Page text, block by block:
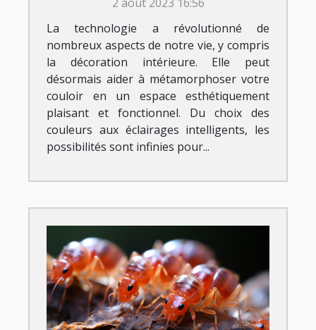
2 août 2023 16:56
La technologie a révolutionné de
nombreux aspects de notre vie, y compris
la décoration intérieure. Elle peut
désormais aider à métamorphoser votre
couloir en un espace esthétiquement
plaisant et fonctionnel. Du choix des
couleurs aux éclairages intelligents, les
possibilités sont infinies pour...